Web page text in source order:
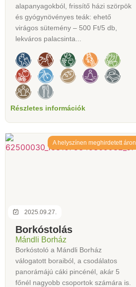
alapanyagokból, frissítő házi szörpök
és gyógynövényes teák: ehető
virágos sütemény – 500 Ft/5 db,
lekváros palacsinta...
Részletes információk
2025.09.27.
A helyszínen meghirdetett áron
Borkóstolás
Mándli Borház
Borkóstoló a Mándli Borház
válogatott boraiból, a csodálatos
panorámájú cáki pincénél, akár 5
főnél nagyobb csoportok számára is.